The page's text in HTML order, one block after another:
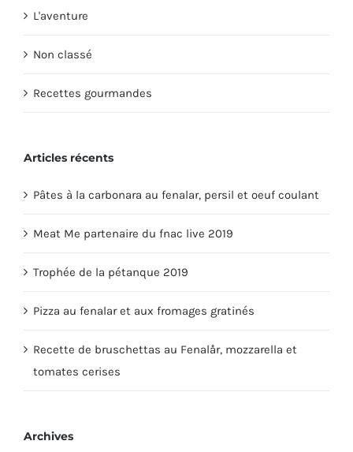
L'aventure
Non classé
Recettes gourmandes
Articles récents
Pâtes à la carbonara au fenalar, persil et oeuf coulant
Meat Me partenaire du fnac live 2019
Trophée de la pétanque 2019
Pizza au fenalar et aux fromages gratinés
Recette de bruschettas au Fenalår, mozzarella et
tomates cerises
Archives